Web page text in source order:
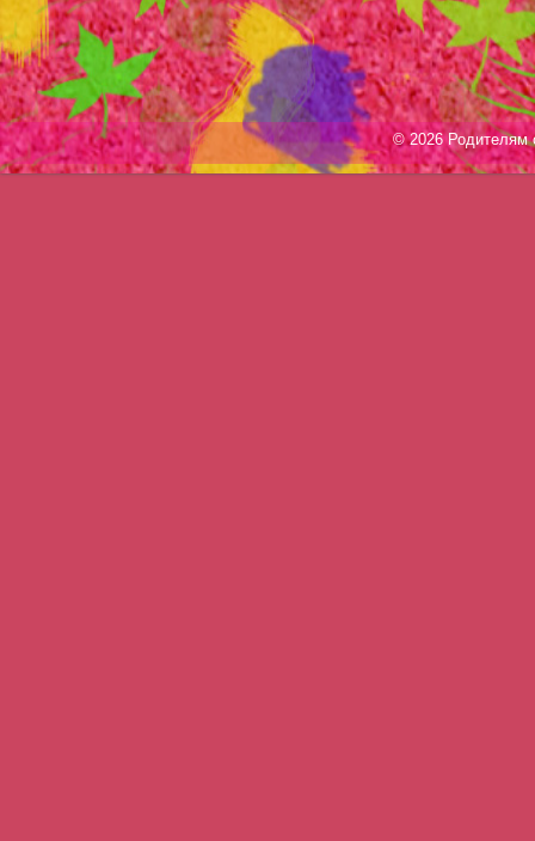
© 2026 Родителям